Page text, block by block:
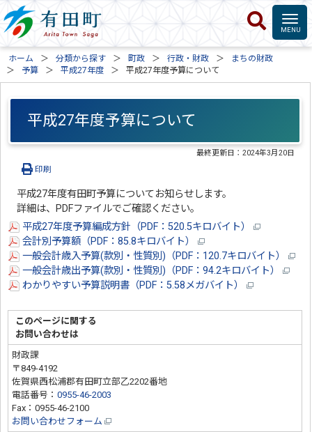
ホーム 分類から探す 町政 行政・財政
まちの財政
予算
平成27年度 平成27年度予算について
平成27年度予算について
最終更新日：2024年3月20日
印刷
平成27年度有田町予算についてお知らせします。
詳細は、PDFファイルでご確認ください。
平成27年度予算編成方針（PDF：520.5キロバイト）
会計別予算額（PDF：85.8キロバイト）
一般会計歳入予算(款別・性質別)（PDF：120.7キロバイト）
一般会計歳出予算(款別・性質別)（PDF：94.2キロバイト）
わかりやすい予算説明書（PDF：5.58メガバイト）
このページに関する
お問い合わせは
財政課
〒849-4192
佐賀県西松浦郡有田町立部乙2202番地
電話番号：0955-46-2003
Fax：0955-46-2100
お問い合わせフォーム